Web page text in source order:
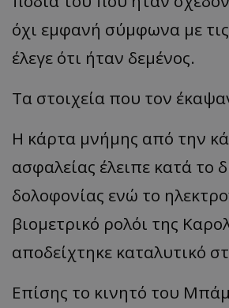
όχι εμφανή σύμφωνα με
έλεγε ότι ήταν δεμένος.
Τα στοιχεία που τον
Η κάρτα μνήμης από την
ασφαλείας έλειπε κατά το
δολοφονίας ενώ το
βιομετρικό ρολόι της
αποδείχτηκε καταλυτικό
Επίσης το κινητό του